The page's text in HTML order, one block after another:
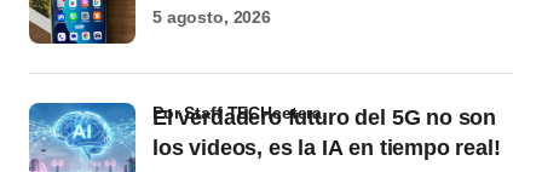
5 agosto, 2026
El verdadero futuro del 5G no son
los videos, es la IA en tiempo real!
por Staff TECHcetera